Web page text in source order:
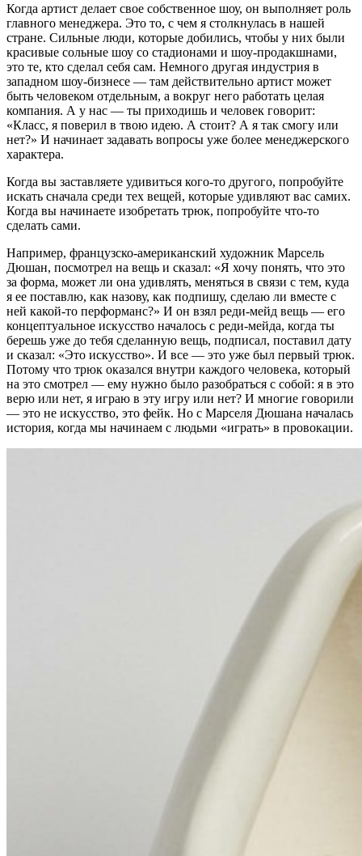
Когда артист делает свое собственное шоу, он выполняет роль
главного менеджера. Это то, с чем я столкнулась в нашей
стране. Сильные люди, которые добились, чтобы у них были
красивые сольные шоу со стадионами и шоу-продакшнами,
это те, кто сделал себя сам. Немного другая индустрия в
западном шоу-бизнесе — там действительно артист может
быть человеком отдельным, а вокруг него работать целая
компания. А у нас — ты приходишь и человек говорит:
«Класс, я поверил в твою идею. А стоит? А я так смогу или
нет?» И начинает задавать вопросы уже более менеджерского
характера.
Когда вы заставляете удивиться кого-то другого, попробуйте
искать сначала среди тех вещей, которые удивляют вас самих.
Когда вы начинаете изобретать трюк, попробуйте что-то
сделать сами.
Например, французско-американский художник Марсель
Дюшан, посмотрел на вещь и сказал: «Я хочу понять, что это
за форма, может ли она удивлять, меняться в связи с тем, куда
я ее поставлю, как назову, как подпишу, сделаю ли вместе с
ней какой-то перформанс?» И он взял реди-мейд вещь — его
концептуальное искусство началось с реди-мейда, когда ты
берешь уже до тебя сделанную вещь, подписал, поставил дату
и сказал: «Это искусство». И все — это уже был первый трюк.
Потому что трюк оказался внутри каждого человека, который
на это смотрел — ему нужно было разобраться с собой: я в это
верю или нет, я играю в эту игру или нет? И многие говорили
— это не искусство, это фейк. Но с Марселя Дюшана началась
история, когда мы начинаем с людьми «играть» в провокации.